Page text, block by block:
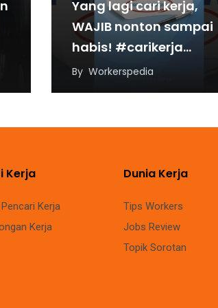
Yang lagi cari kerja,
WAJIB nonton sampai
habis! #carikerja
#lowongankerja
#infoloker #jobsearch
By Workerspedia
Kerja
Kerja
Kerja
Dunia Kerja
Tips Workers
Jobs Review
Topik Sorotan